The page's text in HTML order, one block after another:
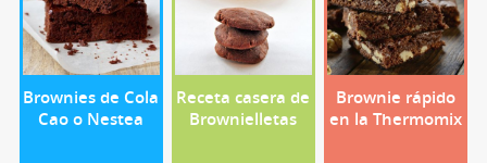
Brownies de Cola
Cao o Nestea
Receta casera de
Brownielletas
Brownie rápido
en la Thermomix